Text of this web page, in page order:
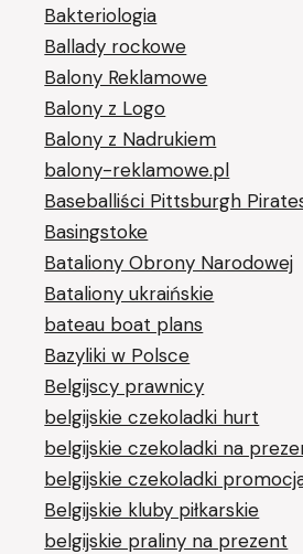
Bakteriologia
Ballady rockowe
Balony Reklamowe
Balony z Logo
Balony z Nadrukiem
balony-reklamowe.pl
Baseballiści Pittsburgh
Basingstoke
Bataliony Obrony Narodowej
Bataliony ukraińskie
bateau boat plans
Bazyliki w Polsce
Belgijscy prawnicy
belgijskie czekoladki hurt
belgijskie czekoladki na
belgijskie czekoladki
Belgijskie kluby piłkarskie
belgijskie praliny na prezent